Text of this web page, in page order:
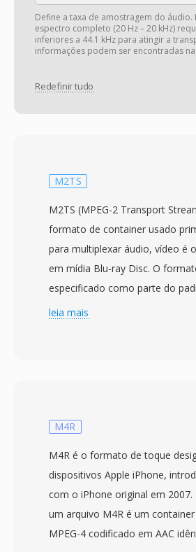
Define a taxa de amostragem do áudio.
espectro completo (20 Hz – 20 kHz)
inferiores a 44.1 kHz para atingir a
informações podem ser encontradas na
Redefinir tudo
M2TS
M2TS (MPEG-2 Transport
formato de container usado
para multiplexar áudio, vídeo é
em mídia Blu-ray Disc. O
especificado como parte do
Disc Áudio-Vídeo (BDAV)
adicionado antes de cada
permitem temporizacao mais
recuperação de erros durante a
disco optico. Essa estrutura de
estendida ajuda a manter a
leia mais
M4R
M4R é o formato de toque
dispositivos Apple iPhone,
com o iPhone original em 2007.
um arquivo M4R é um
MPEG-4 codificado em AAC